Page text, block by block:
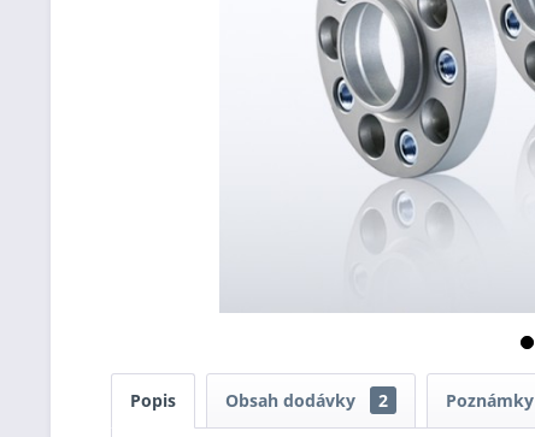
Popis Obsah dodávky 2 Poznámky